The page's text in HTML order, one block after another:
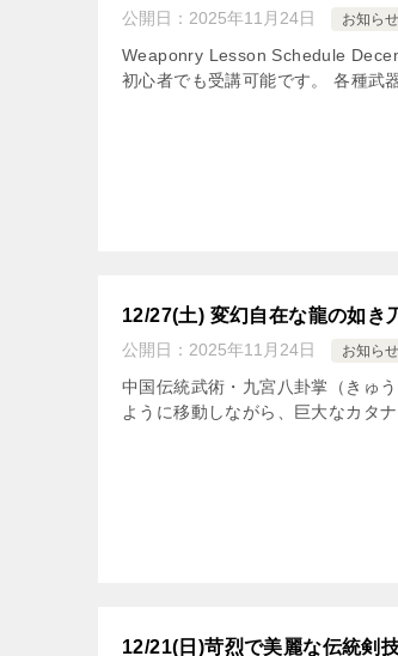
公開日： 2025年11月24日 お知らせ
Weaponry Lesson Schedule
初心者でも受講可能です。 各種武
12/27(土) 変幻自在な龍の如き
公開日： 2025年11月24日 お知らせ
中国伝統武術・九宮八卦掌（きゅ
ように移動しながら、巨大なカタ
12/21(日)苛烈で美麗な伝統剣